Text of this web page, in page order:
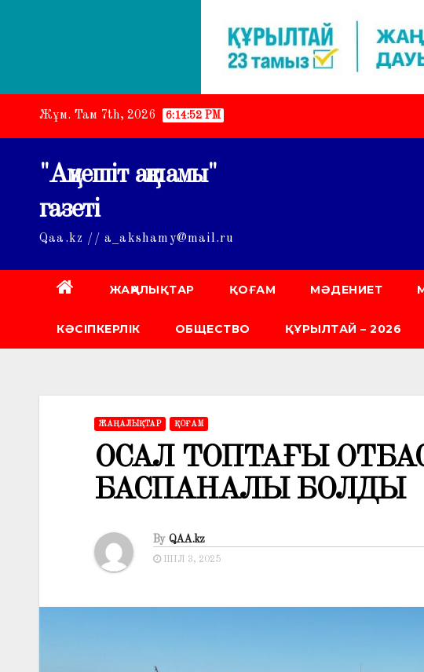
Жұм. Там 7th, 2026 6:14:53 PM
"Ақмешіт ақшамы"
газеті
Qaa.kz // a_akshamy@mail.ru
ЖАҢАЛЫҚТАР ҚОҒАМ МӘДЕНИЕТ
КӘСІПКЕРЛІК ОБЩЕСТВО ҚҰРЫЛТАЙ – 2026
ЖАҢАЛЫҚТАР ҚОҒАМ
ОСАЛ ТОПТАҒЫ
БАСПАНАЛЫ БОЛДЫ
By QAA.kz
ШІЛ 3, 2025